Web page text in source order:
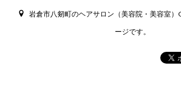
岩倉市八剱町のヘアサロン（美容院・美容室
ージです。